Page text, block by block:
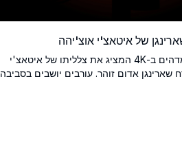
של איטאצ'י אוצ'יהה
טפט אנימה כהה מדהים ב-4K המציג את צלליתו של איטאצ'י
שארינגן אדום זוהר. עורבים יושבים בסביבה